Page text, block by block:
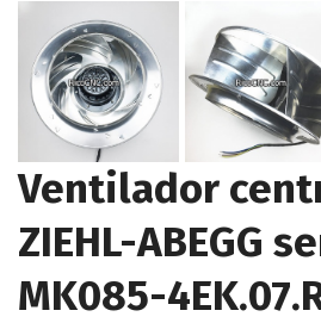
Ventilador
ZIEHL-ABEGG
MK085-